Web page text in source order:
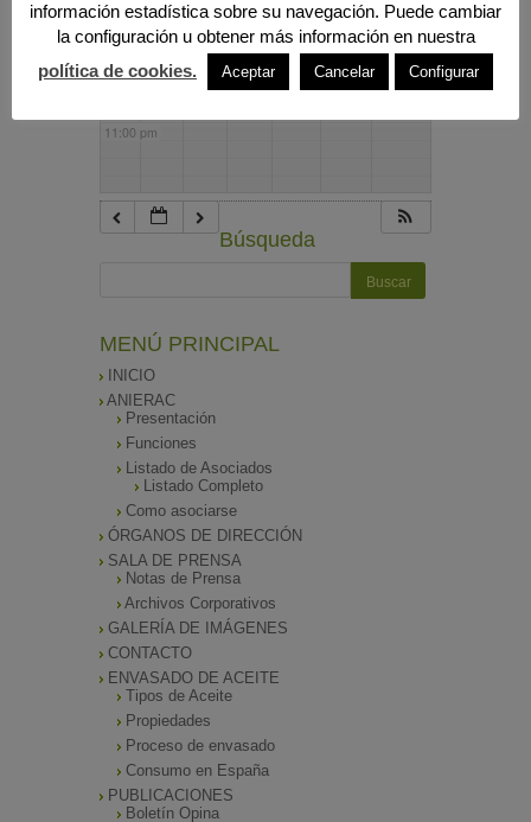
10:00 pm
11:00 pm
Búsqueda
MENÚ PRINCIPAL
INICIO
ANIERAC
Presentación
Funciones
Listado de Asociados
Listado Completo
Como asociarse
ÓRGANOS DE DIRECCIÓN
SALA DE PRENSA
Notas de Prensa
Archivos Corporativos
GALERÍA DE IMÁGENES
CONTACTO
ENVASADO DE ACEITE
Tipos de Aceite
Propiedades
Proceso de envasado
Consumo en España
PUBLICACIONES
Boletín Opina
información estadística sobre su navegación. Puede cambiar
la configuración u obtener más información en nuestra
política de cookies.
Aceptar Cancelar Configurar